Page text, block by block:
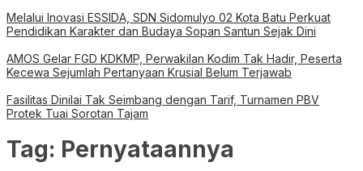
Melalui Inovasi ESSIDA, SDN Sidomulyo 02 Kota Batu Perkuat
Pendidikan Karakter dan Budaya Sopan Santun Sejak Dini
AMOS Gelar FGD KDKMP, Perwakilan Kodim Tak Hadir, Peserta
Kecewa Sejumlah Pertanyaan Krusial Belum Terjawab
Fasilitas Dinilai Tak Seimbang dengan Tarif, Turnamen PBV
Protek Tuai Sorotan Tajam
Tag: Pernyataannya